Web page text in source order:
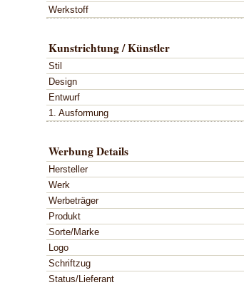
Werkstoff
Kunstrichtung / Künstler
Stil
Design
Entwurf
1. Ausformung
Werbung Details
Hersteller
Werk
Werbeträger
Produkt
Sorte/Marke
Logo
Schriftzug
Status/Lieferant